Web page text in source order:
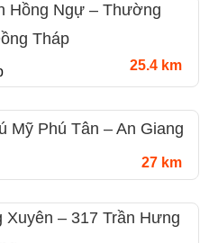
Hồng Ngự – Thường
Tháp
25.4 km
Mỹ Phú Tân – An Giang
27 km
Xuyên – 317 Trần Hưng